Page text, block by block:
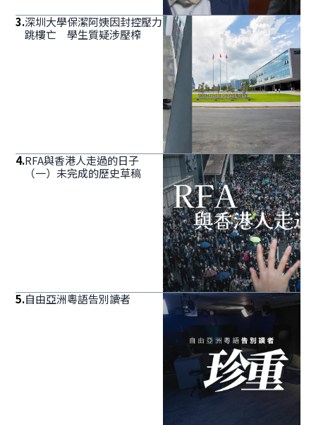
3.深圳大學保潔阿姨因封控壓力
跳樓亡 學生質疑涉壓榨
4.RFA與香港人走過的日子
（一）未完成的歷史草稿
5.自由亞洲粵語告別讀者